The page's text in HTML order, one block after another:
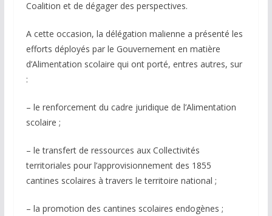
Coalition et de dégager des perspectives.
A cette occasion, la délégation malienne a présenté les
efforts déployés par le Gouvernement en matière
d’Alimentation scolaire qui ont porté, entres autres, sur
:
– le renforcement du cadre juridique de l’Alimentation
scolaire ;
– le transfert de ressources aux Collectivités
territoriales pour l’approvisionnement des 1855
cantines scolaires à travers le territoire national ;
– la promotion des cantines scolaires endogènes ;